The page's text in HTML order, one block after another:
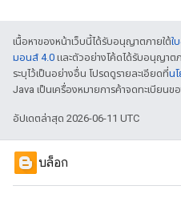
เนื้อหาของหน้าเว็บนี้ได้รับอนุญาตภายใต้ใ
มอนส์ 4.0 และตัวอย่างโค้ดได้รับอนุญาตภ
ระบุไว้เป็นอย่างอื่น โปรดดูรายละเอียดที่น
Java เป็นเครื่องหมายการค้าจดทะเบียนข
อัปเดตล่าสุด 2026-06-11 UTC
บล็อก